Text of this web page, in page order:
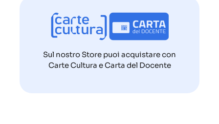
Sul nostro Store puoi acquistare con
Carte Cultura e Carta del Docente